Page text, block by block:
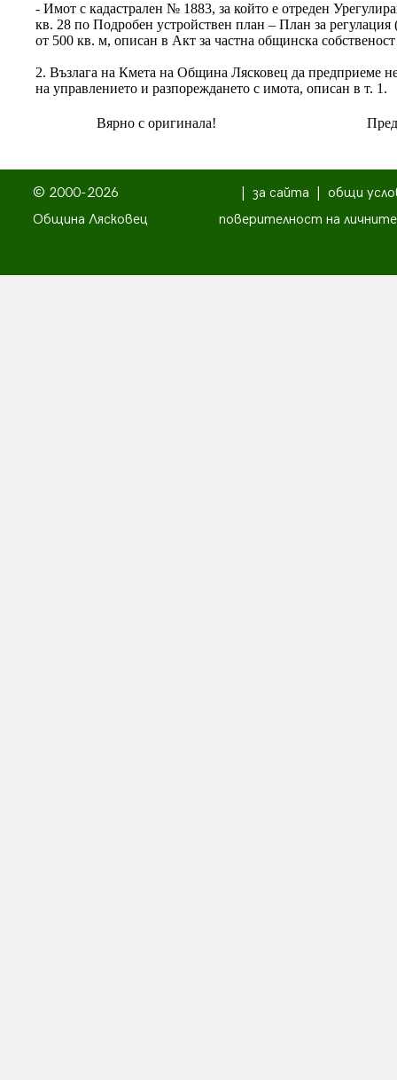
- Имот с кадастрален № 1883, за който е отреден
кв. 28 по Подробен устройствен план – План за
от 500 кв. м, описан в Акт за частна общинска
2. Възлага на Кмета на Община Лясковец да предприеме
на управлението и разпореждането с имота, описан в т. 1.
Вярно с оригинала!
© 2000-2026
Община Лясковец
за сайта
общи
поверителност на